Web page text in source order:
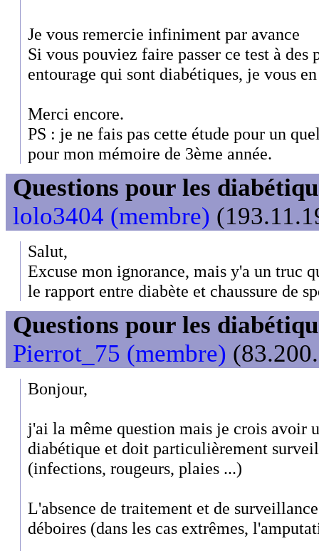
Je vous remercie infiniment par avance
Si vous pouviez faire passer ce test à des
entourage qui sont diabétiques, je vous
Merci encore.
PS : je ne fais pas cette étude pour un
pour mon mémoire de 3ème année.
Questions pour les
lolo3404 (membre)
Salut,
Excuse mon ignorance, mais y'a un truc
le rapport entre diabète et chaussure de
Questions pour les
Pierrot_75 (membre)
Bonjour,
j'ai la même question mais je crois avoir
diabétique et doit particulièrement
(infections, rougeurs, plaies ...)
L'absence de traitement et de
déboires (dans les cas extrêmes,